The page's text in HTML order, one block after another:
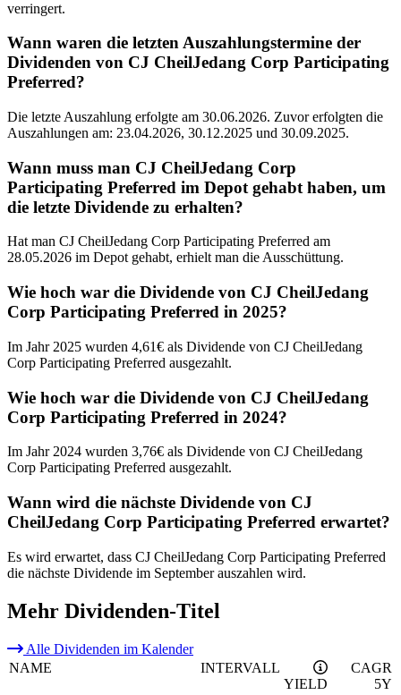
verringert.
Wann waren die letzten Auszahlungstermine der
Dividenden von CJ CheilJedang Corp Participating
Preferred?
Die letzte Auszahlung erfolgte am 30.06.2026. Zuvor erfolgten die
Auszahlungen am: 23.04.2026, 30.12.2025 und 30.09.2025.
Wann muss man CJ CheilJedang Corp
Participating Preferred im Depot gehabt haben, um
die letzte Dividende zu erhalten?
Hat man CJ CheilJedang Corp Participating Preferred am
28.05.2026 im Depot gehabt, erhielt man die Ausschüttung.
Wie hoch war die Dividende von CJ CheilJedang
Corp Participating Preferred in 2025?
Im Jahr 2025 wurden 4,61€ als Dividende von CJ CheilJedang
Corp Participating Preferred ausgezahlt.
Wie hoch war die Dividende von CJ CheilJedang
Corp Participating Preferred in 2024?
Im Jahr 2024 wurden 3,76€ als Dividende von CJ CheilJedang
Corp Participating Preferred ausgezahlt.
Wann wird die nächste Dividende von CJ
CheilJedang Corp Participating Preferred erwartet?
Es wird erwartet, dass CJ CheilJedang Corp Participating Preferred
die nächste Dividende im September auszahlen wird.
Mehr Dividenden-Titel
Alle Dividenden im Kalender
NAME
INTERVALL
YIELD
CAGR
5Y